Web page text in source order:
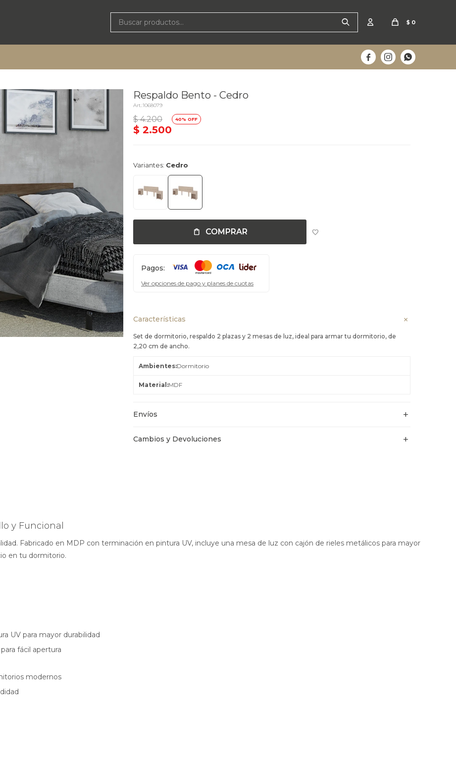
$ 0
  
Respaldo Bento - Cedro
1068079
$ 2.500
$ 4.200 40
Variantes: Cedro
COMPRAR
Pagos:
Ver opciones de pago y planes de cuotas
Características
Set de dormitorio, respaldo 2 plazas y 2 mesas de luz, ideal para armar tu dormitorio, de
2,20 cm de ancho.
Ambientes Dormitorio
Material MDF
Envíos
Cambios y Devoluciones
y Funcional
Fabricado en MDP con terminación en pintura UV, incluye una mesa de luz con cajón de rieles metálicos para mayor
en tu dormitorio.
UV para mayor durabilidad
fácil apertura
modernos